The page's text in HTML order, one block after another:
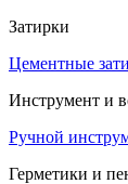
Затирки
Цементные
Инструмент и
Ручной
Герметики и